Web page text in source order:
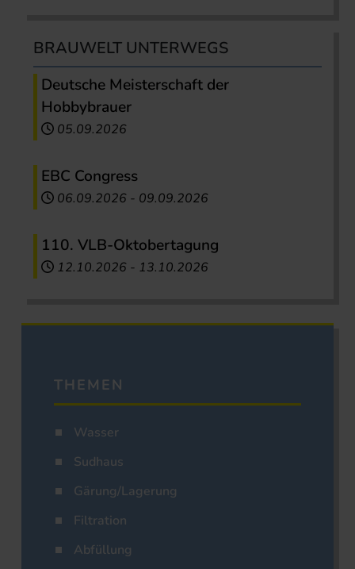
BRAUWELT UNTERWEGS
Deutsche Meisterschaft der
Hobbybrauer
05.09.2026
EBC Congress
06.09.2026 - 09.09.2026
110. VLB-Oktobertagung
12.10.2026 - 13.10.2026
THEMEN
Wasser
Sudhaus
Gärung/Lagerung
Filtration
Abfüllung